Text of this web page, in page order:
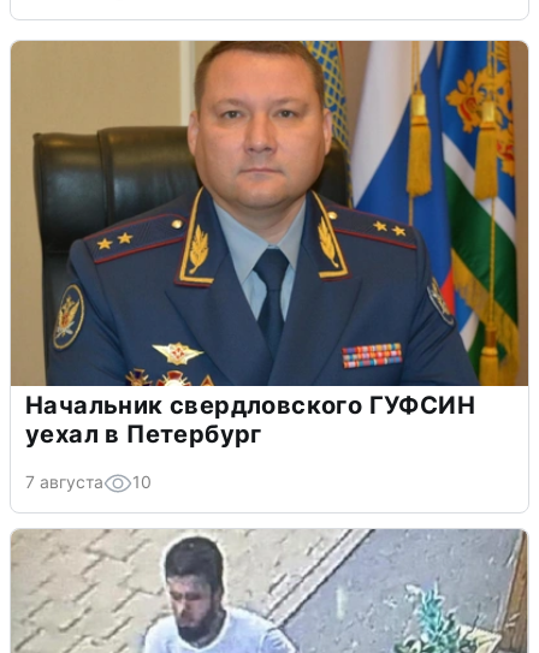
Начальник свердловского ГУФСИН
уехал в Петербург
7 августа 10